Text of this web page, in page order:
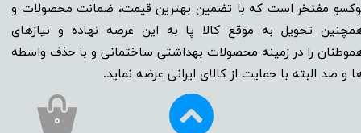
مفتخر است که با تضمین بهترین قیمت، ضمانت محصولات و
تحویل به موقع کالا پا به این عرصه نهاده و نیاز‌‌‌‌‌‌‌‌های
را در زمینه‌‌‌ محصولات بهداشتی ساختمانی و با حذف واسطه
و صد البته با حمایت از کالای ایرانی عرضه نماید.
۰